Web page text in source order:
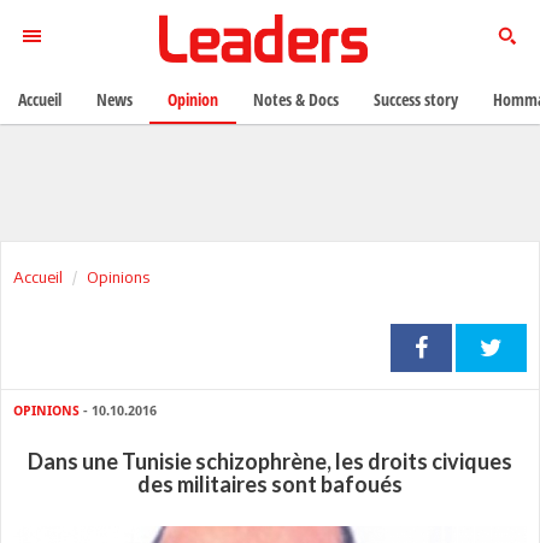
Accueil Opinions
OPINIONS - 10.10.2016
Dans une Tunisie schizophrène, les droits civiques
des militaires sont bafoués
Accueil News Opinion Notes & Docs Success story